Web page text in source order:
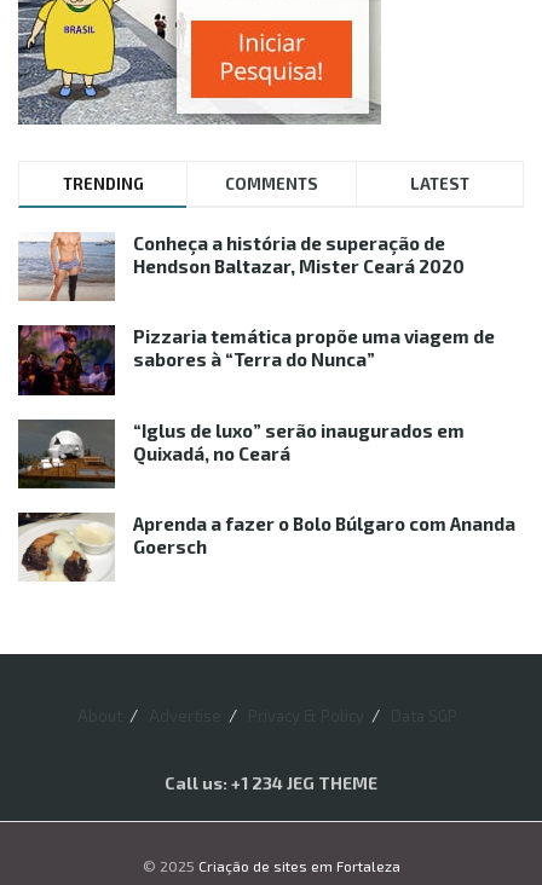
TRENDING COMMENTS LATEST
Conheça a história de superação de
Hendson Baltazar, Mister Ceará 2020
Pizzaria temática propõe uma viagem de
sabores à “Terra do Nunca”
“Iglus de luxo” serão inaugurados em
Quixadá, no Ceará
Aprenda a fazer o Bolo Búlgaro com Ananda
Goersch
Call us: +1 234 JEG THEME
© 2025 Criação de sites em Fortaleza